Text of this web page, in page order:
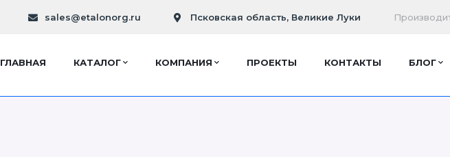
sales@etalonorg.ru Псковская область, Великие Луки
ГЛАВНАЯ КАТАЛОГ КОМПАНИЯ ПРОЕКТЫ КОНТАКТЫ БЛОГ